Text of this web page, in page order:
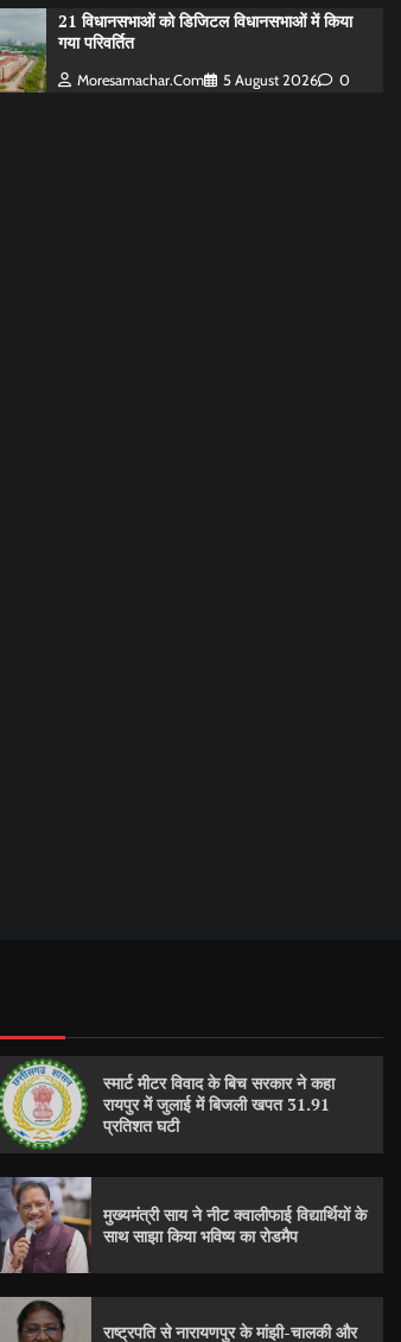
21 विधानसभाओं को डिजिटल विधानसभाओं में किया
गया परिवर्तित
Moresamachar.com 5 August 2026 0
स्मार्ट मीटर विवाद के बिच सरकार ने कहा
रायपुर में जुलाई में बिजली खपत 31.91
प्रतिशत घटी
मुख्यमंत्री साय ने नीट क्वालीफाई विद्यार्थियों के
साथ साझा किया भविष्य का रोडमैप
राष्ट्रपति से नारायणपुर के मांझी-चालकी और